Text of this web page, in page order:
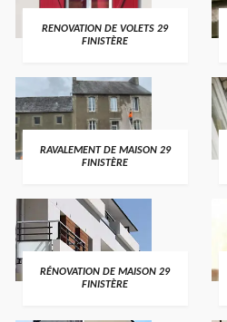
RENOVATION DE VOLETS 29
FINISTÈRE
RAVALEMENT DE MAISON 29
FINISTÈRE
RÉNOVATION DE MAISON 29
FINISTÈRE